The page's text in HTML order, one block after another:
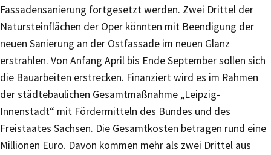
Fassadensanierung fortgesetzt werden. Zwei Drittel der
Natursteinflächen der Oper könnten mit Beendigung der
neuen Sanierung an der Ostfassade im neuen Glanz
erstrahlen. Von Anfang April bis Ende September sollen sich
die Bauarbeiten erstrecken. Finanziert wird es im Rahmen
der städtebaulichen Gesamtmaßnahme „Leipzig-
Innenstadt“ mit Fördermitteln des Bundes und des
Freistaates Sachsen. Die Gesamtkosten betragen rund eine
Millionen Euro. Davon kommen mehr als zwei Drittel aus